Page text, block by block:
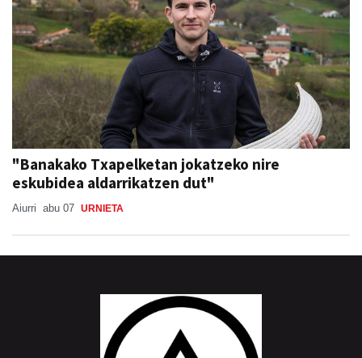
"Banakako Txapelketan jokatzeko nire
eskubidea aldarrikatzen dut"
Aiurri abu 07 URNIETA